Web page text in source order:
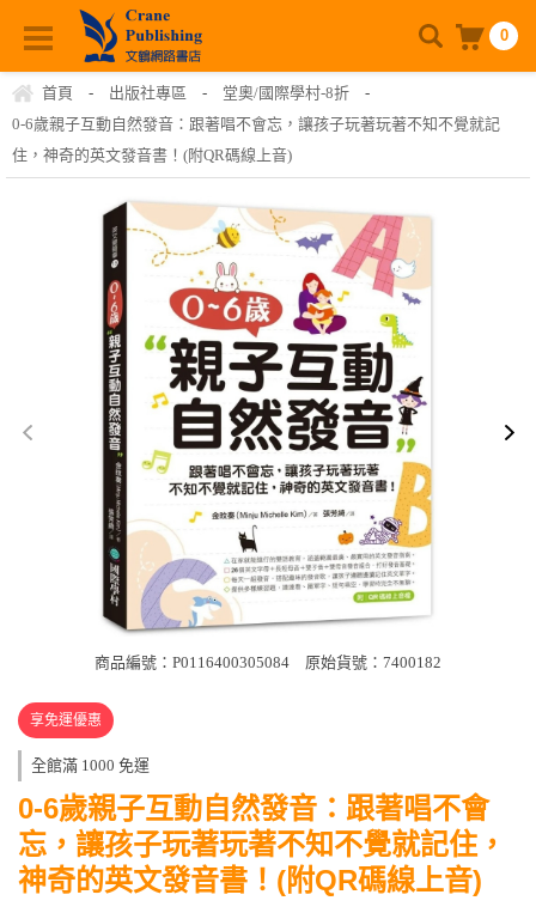
0
首頁 - 出版社專區 - 堂奧/國際學村-8折
-
0-6歲親子互動自然發音：跟著唱不會忘，讓孩子玩著玩著不知不覺就記
住，神奇的英文發音書！(附QR碼線上音)
商品編號：P0116400305084 原始貨號：7400182
享免運優惠
全館滿 1000 免運
0-6歲親子互動自然發音：跟著唱不會
忘，讓孩子玩著玩著不知不覺就記住，
神奇的英文發音書！(附QR碼線上音)